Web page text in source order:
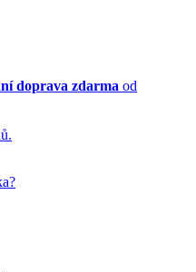
doprava zdarma od